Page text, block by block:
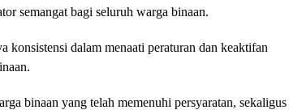
semangat bagi seluruh warga binaan.
konsistensi dalam menaati peraturan dan keaktifan
binaan yang telah memenuhi persyaratan, sekaligus